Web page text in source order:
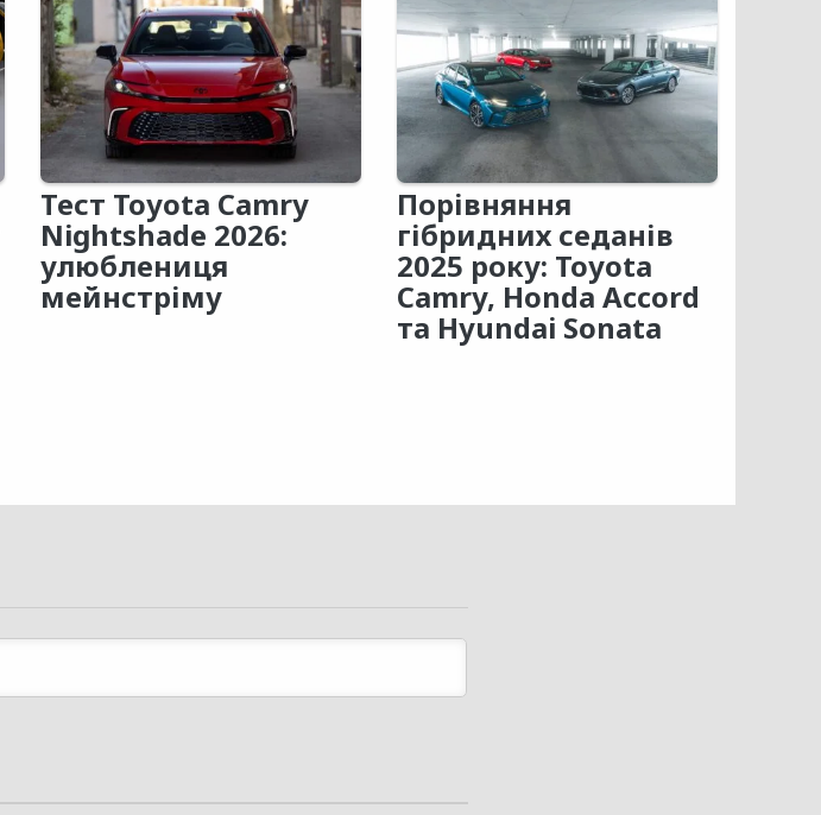
Тест Toyota Camry
Nightshade 2026:
улюблениця
мейнстріму
Порівняння
гібридних седанів
2025 року: Toyota
Camry, Honda Accord
та Hyundai Sonata